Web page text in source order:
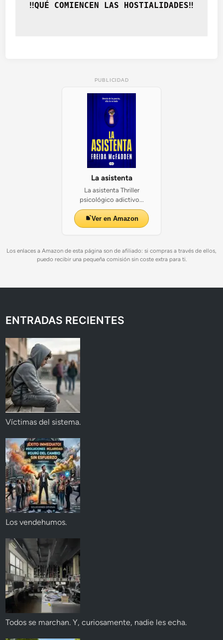
‼️QUÉ COMIENCEN LAS HOSTIALIDADES‼️
PUBLICIDAD
La asistenta
La asistenta Thriller
psicológico adictivo...
Ver en Amazon
Los enlaces a Amazon de esta página son de afiliado: si compras a través de ellos,
puedo recibir una pequeña comisión sin coste extra para ti.
ENTRADAS RECIENTES
Víctimas del sistema.
Los vendehumos.
Todos se marchan. Y, curiosamente, nadie les echa.